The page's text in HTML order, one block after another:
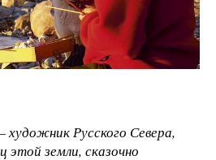
художник Русского Севера,
этой земли, сказочно